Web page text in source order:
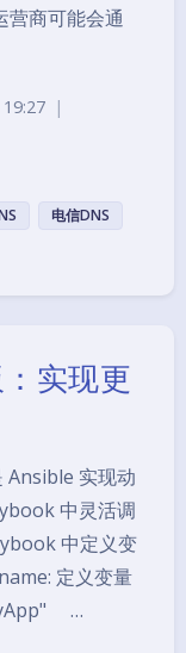
营商可能会通
|
电信DNS
实现更
Ansible 实现动
中灵活调
中定义变
定义变量
…